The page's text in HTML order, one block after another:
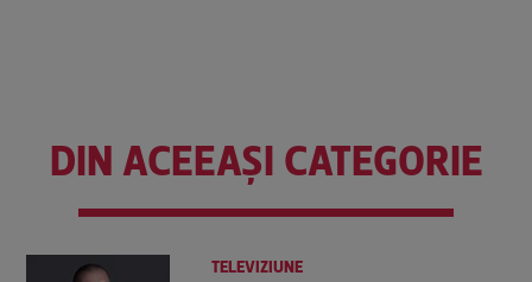
DIN ACEEAȘI CATEGORIE
TELEVIZIUNE